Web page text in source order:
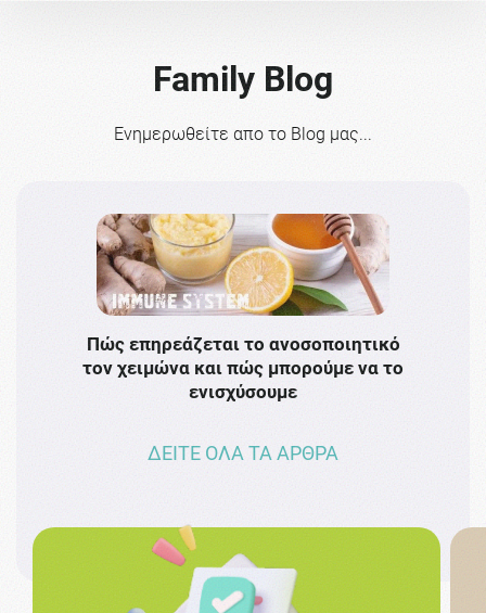
Family Blog
Ενημερωθείτε απο το Blog μας...
Πώς επηρεάζεται το ανοσοποιητικό
τον χειμώνα και πώς μπορούμε να το
ενισχύσουμε
ΔΕΙΤΕ ΟΛΑ ΤΑ ΑΡΘΡΑ